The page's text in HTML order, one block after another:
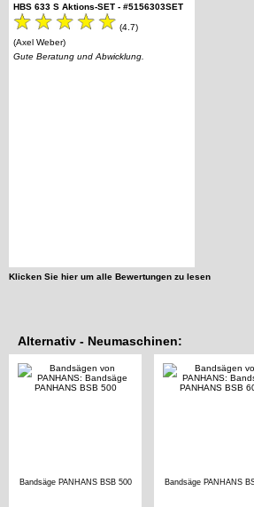
HBS 633 S Aktions-SET - #5156303SET
(4.7)
(Axel Weber)
Gute Beratung und Abwicklung.
Klicken Sie hier um alle Bewertungen zu lesen
Alternativ - Neumaschinen:
Bandsäge PANHANS BSB 500 Bandsäge PANHANS